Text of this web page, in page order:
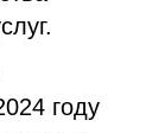
году